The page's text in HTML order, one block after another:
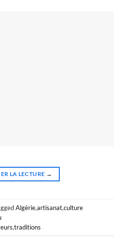
LA LECTURE →
Algérie,artisanat,culture
,traditions